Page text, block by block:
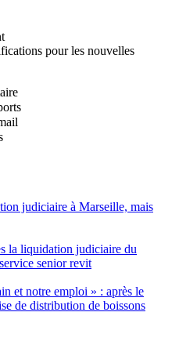
pour les nouvelles
judiciaire à Marseille, mais
la liquidation judiciaire du
senior revit
et notre emploi » : après le
de distribution de boissons